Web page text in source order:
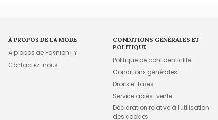
À PROPOS DE LA MODE
À propos de FashionTIY
Contactez-nous
CONDITIONS GÉNÉRALES ET
POLITIQUE
Politique de confidentialité
Conditions générales
Droits et taxes
Service après-vente
Déclaration relative à l'utilisation
des cookies